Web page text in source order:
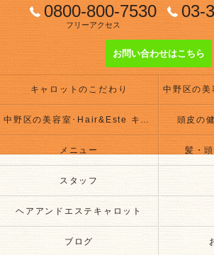
0800-800-7530
フリーアクセス
03-
お問い合わせはこちら
キャロットのこだわり
中野区の美容室･Hair&Este キャロットのお客様の声 頭皮の
メニュー 髪・
スタッフ
ヘアアンドエステキャロット
ブログ